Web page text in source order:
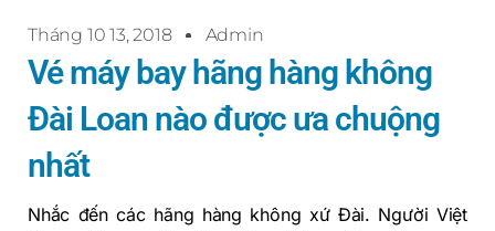
Tháng 10 13, 2018 Admin
Vé máy bay hãng hàng không
Đài Loan nào được ưa chuộng
nhất
Nhắc đến các hãng hàng không xứ Đài. Người Việt